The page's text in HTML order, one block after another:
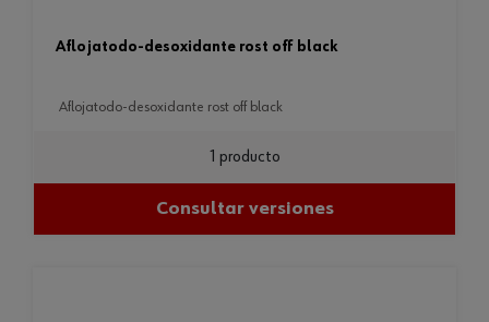
aflojatodo-desoxidante rost off black
aflojatodo-desoxidante rost off black
1 producto
Consultar versiones